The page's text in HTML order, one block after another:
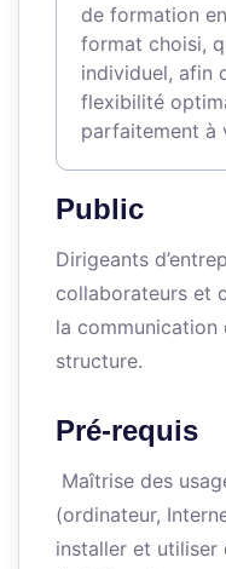
de formation
format choisi,
individuel, afin
flexibilité
parfaitement à
Public
Dirigeants
collaborateurs et
la
structure.
Pré-requis
Maîtrise des
(ordinateur,
installer et utiliser